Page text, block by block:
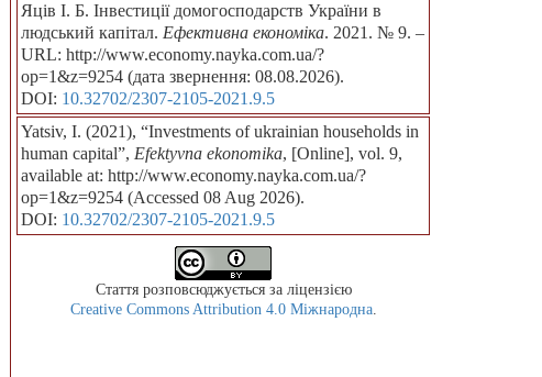
Яців І. Б. Інвестиції домогосподарств України в
людський капітал. Ефективна економіка. 2021. № 9. –
URL: http://www.economy.nayka.com.ua/?
op=1&z=9254 (дата звернення: 08.08.2026).
DOI: 10.32702/2307-2105-2021.9.5
Yatsiv, I. (2021), “Investments of ukrainian households in
human capital”, Efektyvna ekonomika, [Online], vol. 9,
available at: http://www.economy.nayka.com.ua/?
op=1&z=9254 (Accessed 08 Aug 2026).
DOI: 10.32702/2307-2105-2021.9.5
Стаття розповсюджується за ліцензією
Creative Commons Attribution 4.0 Міжнародна.